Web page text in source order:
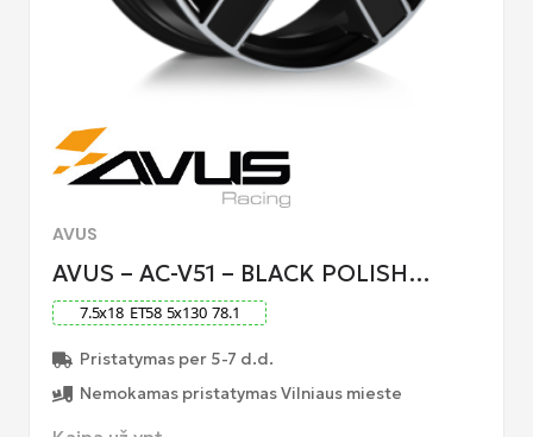
AVUS
AVUS – AC-V51 – BLACK POLISH…
7.5x18 ET58 5x130 78.1
Pristatymas per 5-7 d.d.
Nemokamas pristatymas Vilniaus mieste